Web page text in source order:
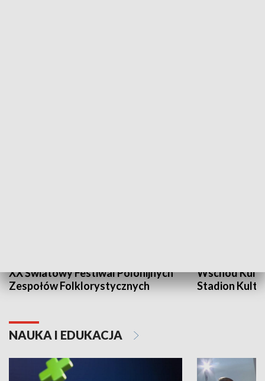
XX Światowy Festiwal Polonijnych
Zespołów Folklorystycznych
Wschód
Stadion
NAUKA I EDUKACJA